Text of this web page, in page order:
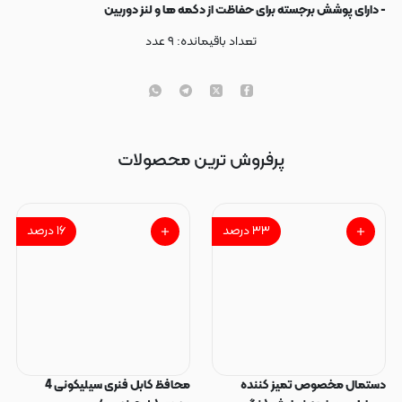
- دارای پوشش برجسته برای حفاظت از دکمه ها و لنز دوربین
تعداد باقیمانده: ۹عدد
پرفروش ترین محصولات
۳۳درصد
دستمال مخصوص تمیز کننده
۱۶درصد
محافظ کابل فنری سیلیکونی 4